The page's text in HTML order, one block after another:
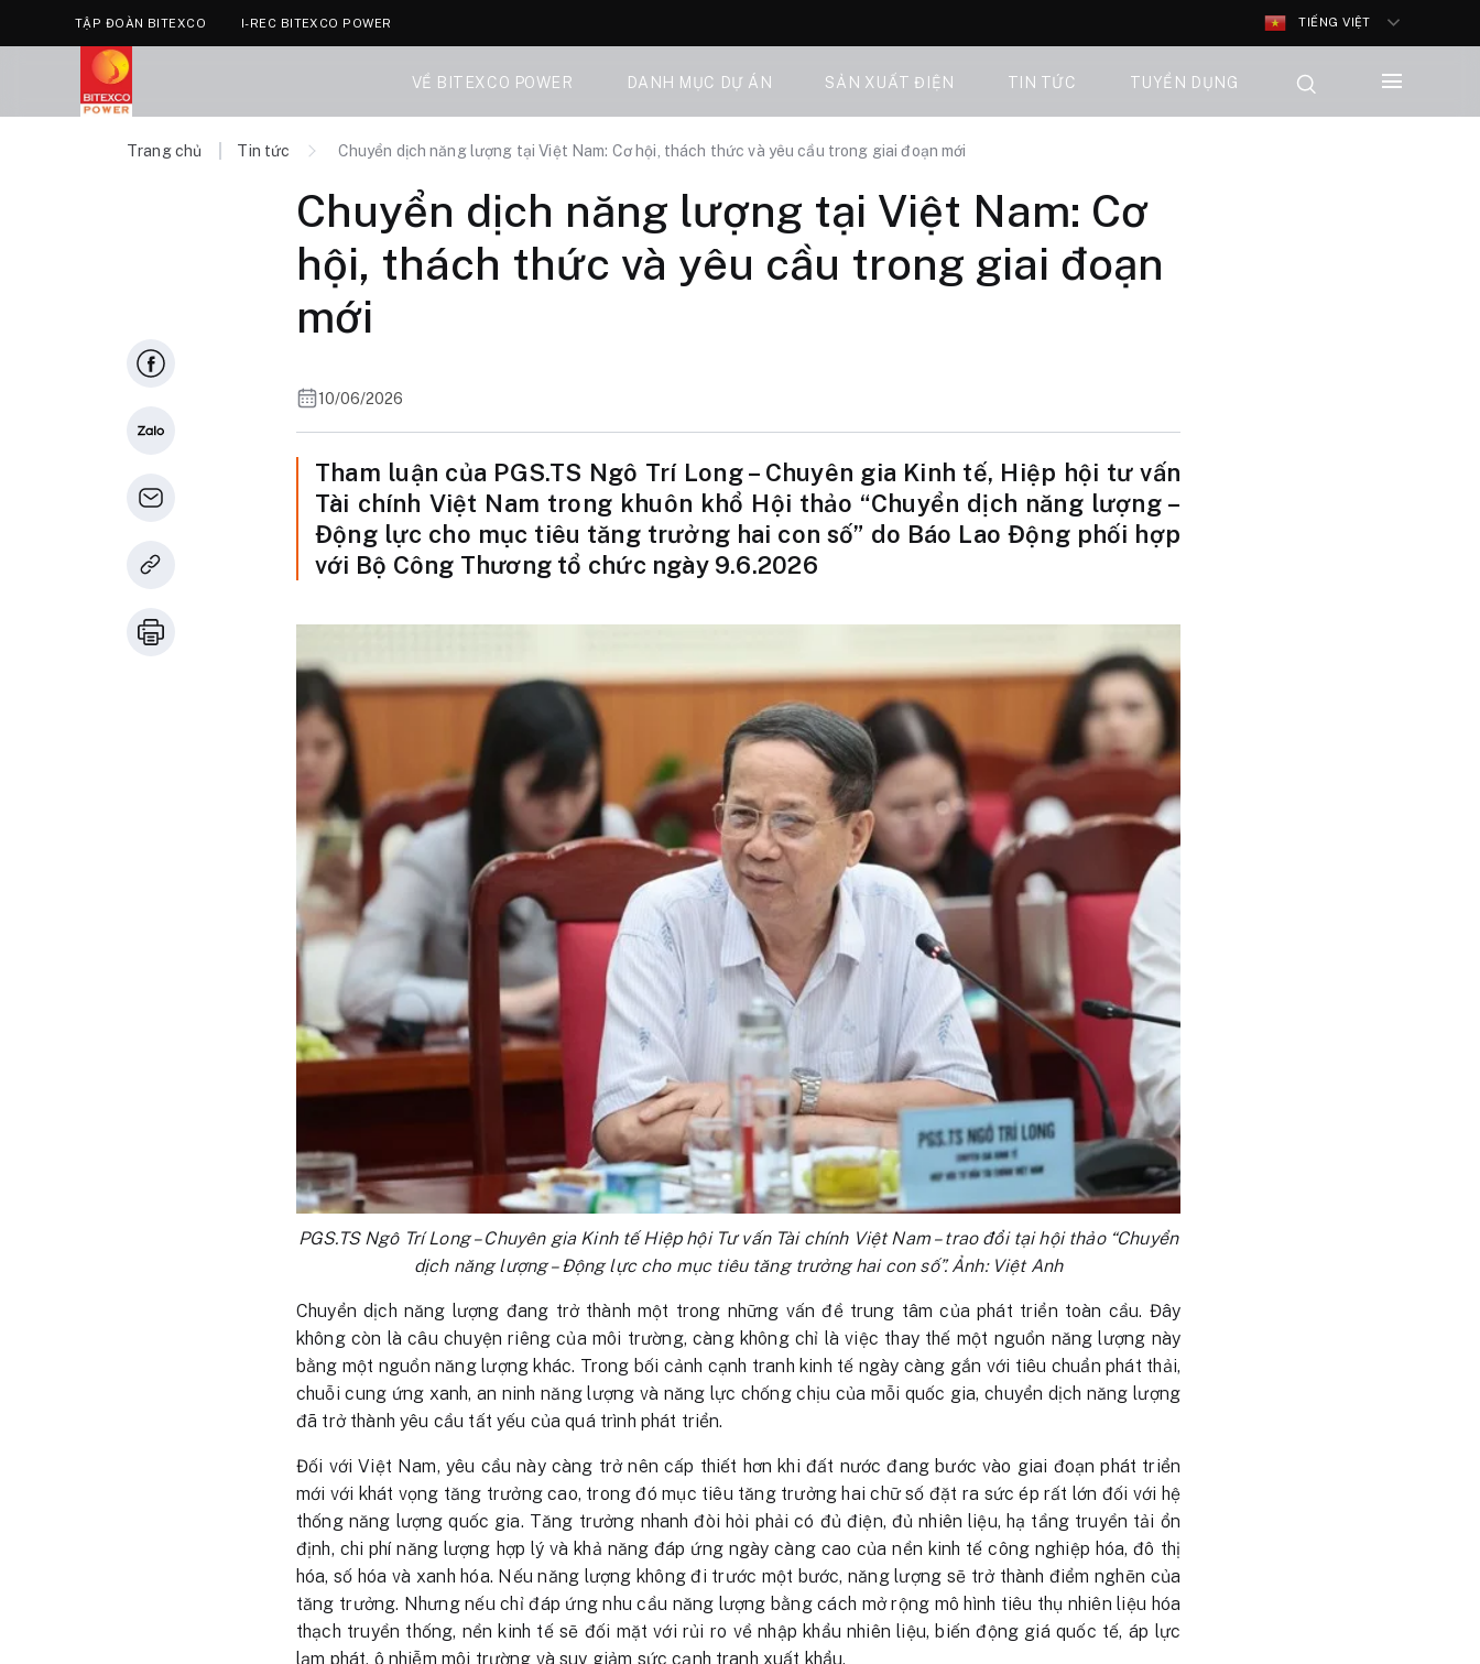
TẬP ĐOÀN BITEXCO I-REC BITEXCO POWER TIẾNG VIỆT
VỀ BITEXCO POWER DANH MỤC DỰ ÁN SẢN XUẤT ĐIỆN TIN TỨC TUYỂN DỤNG
Trang chủ Tin tức Chuyển dịch năng lượng tại Việt Nam: Cơ hội, thách thức và yêu cầu trong giai đoạn mới
Chuyển dịch năng lượng tại Việt Nam: Cơ
hội, thách thức và yêu cầu trong giai đoạn
mới
10/06/2026
Tham luận của PGS.TS Ngô Trí Long – Chuyên gia Kinh tế, Hiệp hội tư vấn
Tài chính Việt Nam trong khuôn khổ Hội thảo “Chuyển dịch năng lượng –
Động lực cho mục tiêu tăng trưởng hai con số” do Báo Lao Động phối hợp
với Bộ Công Thương tổ chức ngày 9.6.2026
PGS.TS Ngô Trí Long – Chuyên gia Kinh tế Hiệp hội Tư vấn Tài chính Việt Nam – trao đổi tại hội thảo “Chuyển
dịch năng lượng – Động lực cho mục tiêu tăng trưởng hai con số”. Ảnh: Việt Anh
Chuyển dịch năng lượng đang trở thành một trong những vấn đề trung tâm của phát triển toàn cầu. Đây
không còn là câu chuyện riêng của môi trường, càng không chỉ là việc thay thế một nguồn năng lượng này
bằng một nguồn năng lượng khác. Trong bối cảnh cạnh tranh kinh tế ngày càng gắn với tiêu chuẩn phát thải,
chuỗi cung ứng xanh, an ninh năng lượng và năng lực chống chịu của mỗi quốc gia, chuyển dịch năng lượng
đã trở thành yêu cầu tất yếu của quá trình phát triển.
Đối với Việt Nam, yêu cầu này càng trở nên cấp thiết hơn khi đất nước đang bước vào giai đoạn phát triển
mới với khát vọng tăng trưởng cao, trong đó mục tiêu tăng trưởng hai chữ số đặt ra sức ép rất lớn đối với hệ
thống năng lượng quốc gia. Tăng trưởng nhanh đòi hỏi phải có đủ điện, đủ nhiên liệu, hạ tầng truyền tải ổn
định, chi phí năng lượng hợp lý và khả năng đáp ứng ngày càng cao của nền kinh tế công nghiệp hóa, đô thị
hóa, số hóa và xanh hóa. Nếu năng lượng không đi trước một bước, năng lượng sẽ trở thành điểm nghẽn của
tăng trưởng. Nhưng nếu chỉ đáp ứng nhu cầu năng lượng bằng cách mở rộng mô hình tiêu thụ nhiên liệu hóa
thạch truyền thống, nền kinh tế sẽ đối mặt với rủi ro về nhập khẩu nhiên liệu, biến động giá quốc tế, áp lực
lạm phát, ô nhiễm môi trường và suy giảm sức cạnh tranh xuất khẩu.